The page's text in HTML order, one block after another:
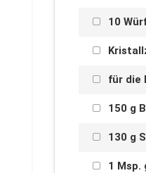
10
für die
150 g
130 g
1 Msp.